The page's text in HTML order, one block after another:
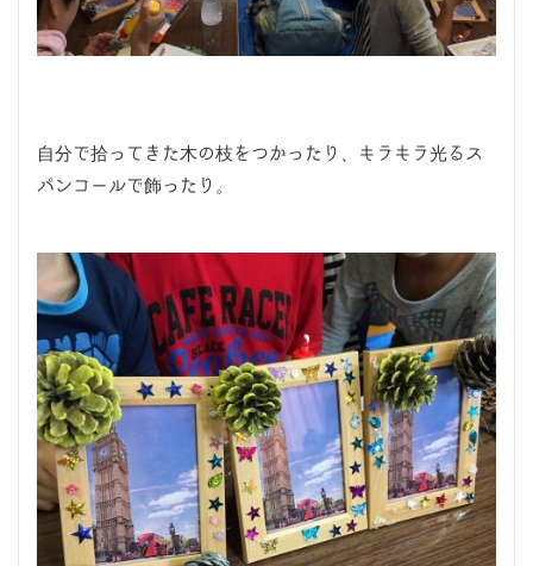
自分で拾ってきた木の枝をつかったり、キラキラ光るス
パンコールで飾ったり。